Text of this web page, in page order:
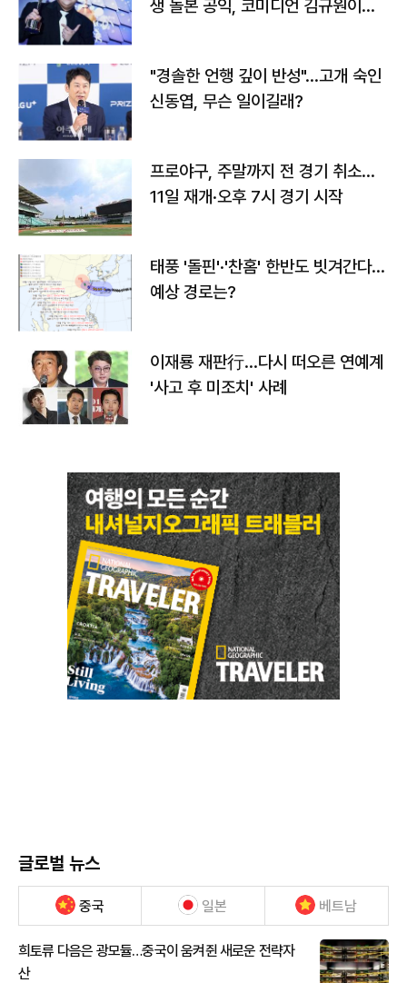
생 돌본 공익, 코미디언 김규원이었
"경솔한 언행 깊이 반성"…고개 숙인
신동엽, 무슨 일이길래?
프로야구, 주말까지 전 경기 취소…
11일 재개·오후 7시 경기 시작
태풍 '돌핀'·'찬홈' 한반도 빗겨간다…
예상 경로는?
이재룡 재판行…다시 떠오른 연예계
'사고 후 미조치' 사례
글로벌 뉴스
중국 일본 베트남
희토류 다음은 광모듈…중국이 움켜쥔 새로운 전략자
산